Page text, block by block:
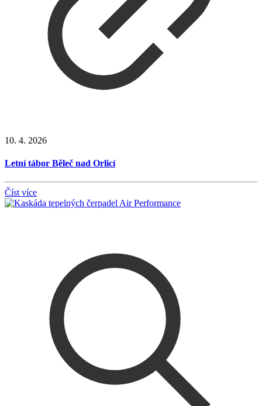
10. 4. 2026
Letní tábor Běleč nad Orlicí
Číst více